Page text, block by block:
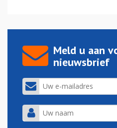
Meld u aan
nieuwsbrief